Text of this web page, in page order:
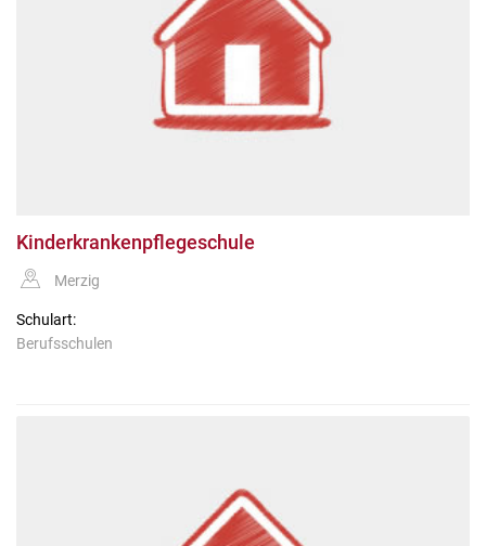
Kinderkrankenpflegeschule
Merzig
Schulart:
Berufsschulen